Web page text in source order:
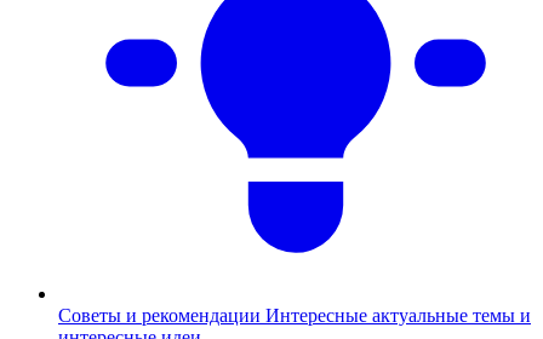
Советы и рекомендации Интересные актуальные темы и